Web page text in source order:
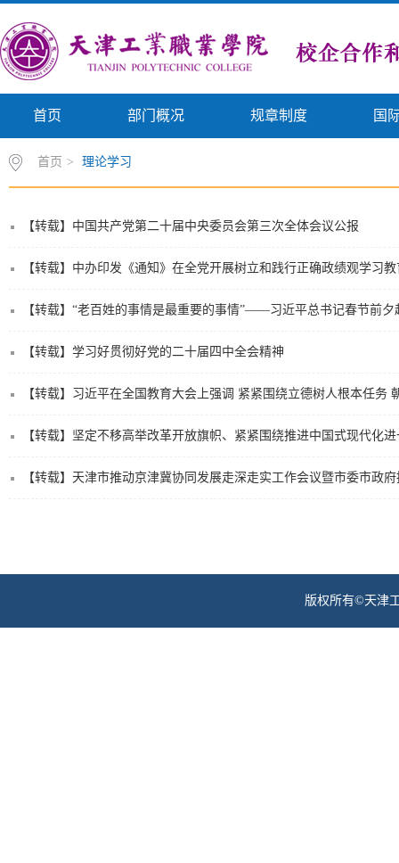
首页 部门概况 规章制度 国
首页 > 理论学习
【转载】中国共产党第二十届中央委员会第三次全体会议公报
【转载】中办印发《通知》在全党开展树立和践行正确政绩观学习教
【转载】“老百姓的事情是最重要的事情”——习近平总书记春节前
【转载】学习好贯彻好党的二十届四中全会精神
【转载】习近平在全国教育大会上强调 紧紧围绕立德树人根本任务
【转载】坚定不移高举改革开放旗帜、紧紧围绕推进中国式现代化
【转载】天津市推动京津冀协同发展走深走实工作会议暨市委市政
版权所有©天津